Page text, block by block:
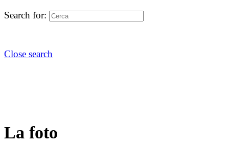
Search for:
Close search
La foto